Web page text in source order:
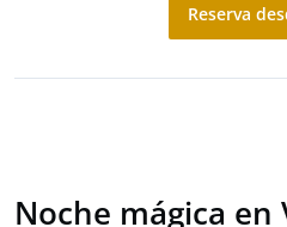
Reserva
Noche mágica en